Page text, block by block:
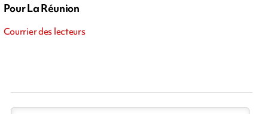
Pour La Réunion
Courrier des lecteurs